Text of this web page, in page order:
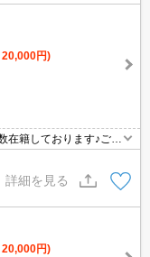
円)
籍しております♪ご要
に一度も来店せずとも
いる物件も全てご紹介
付けください★
詳細を見る
円)